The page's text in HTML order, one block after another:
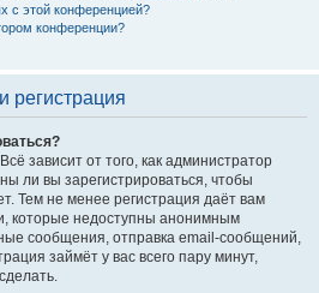
с этой конференцией?
конференции?
регистрация
зависит от того, как администратор
ли вы зарегистрироваться, чтобы
Тем не менее регистрация даёт вам
которые недоступны анонимным
сообщения, отправка email-сообщений,
займёт у вас всего пару минут,